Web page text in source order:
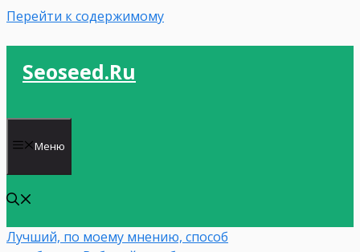
Перейти к содержимому
Seoseed.ru
Меню
Лучший, по моему мнению, способ